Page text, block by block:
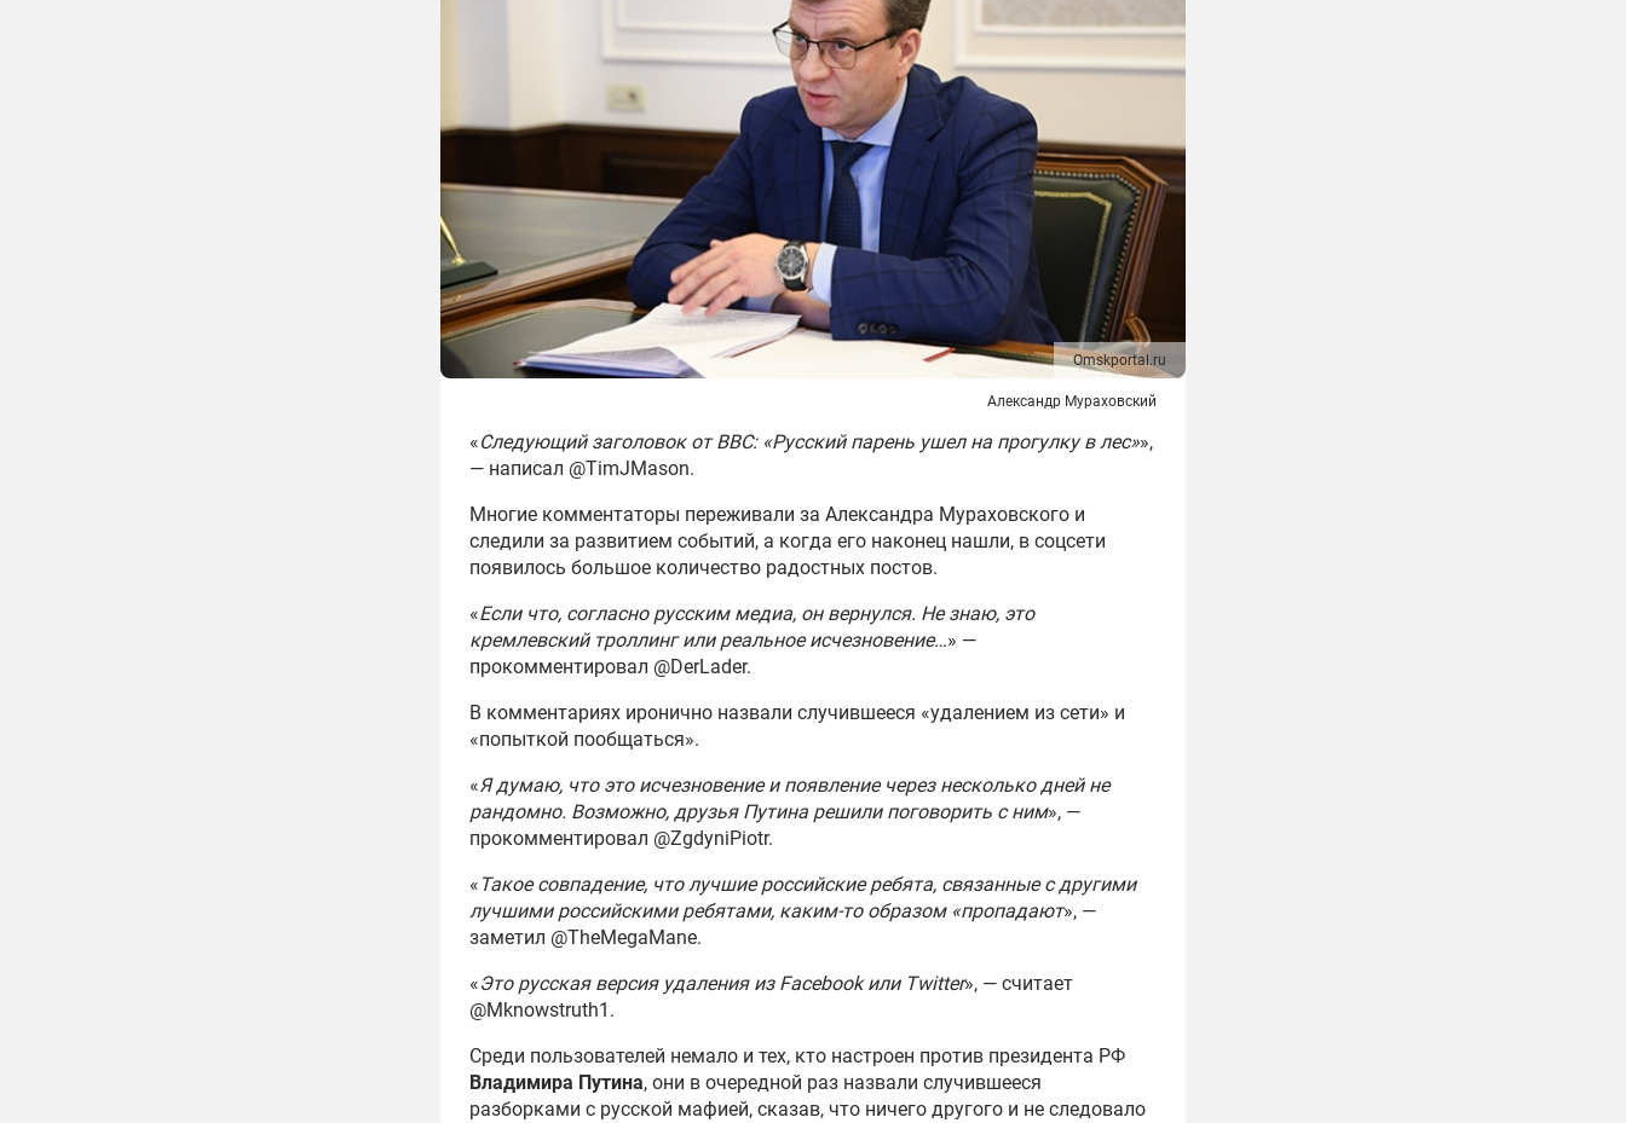
Omskportal.ru
Александр Мураховский
«Следующий заголовок от BBC: «Русский парень ушел на прогулку в лес»»,
— написал @TimJMason.
Многие комментаторы переживали за Александра Мураховского и
следили за развитием событий, а когда его наконец нашли, в соцсети
появилось большое количество радостных постов.
«Если что, согласно русским медиа, он вернулся. Не знаю, это
кремлевский троллинг или реальное исчезновение…» —
прокомментировал @DerLader.
В комментариях иронично назвали случившееся «удалением из сети» и
«попыткой пообщаться».
«Я думаю, что это исчезновение и появление через несколько дней не
рандомно. Возможно, друзья Путина решили поговорить с ним», —
прокомментировал @ZgdyniPiotr.
« Такое совпадение, что лучшие российские ребята, связанные с другими
лучшими российскими ребятами, каким-то образом «пропадают», —
заметил @TheMegaMane.
«Это русская версия удаления из Facebook или Twitter», — считает
@Mknowstruth1.
Среди пользователей немало и тех, кто настроен против президента РФ
Владимира Путина, они в очередной раз назвали случившееся
разборками с русской мафией, сказав, что ничего другого и не следовало